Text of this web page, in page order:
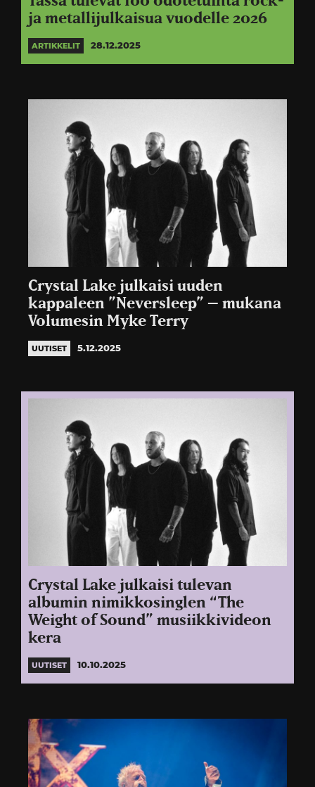
ja metallijulkaisua vuodelle 2026
ARTIKKELIT 28.12.2025
Crystal Lake julkaisi uuden
kappaleen ”Neversleep” – mukana
Volumesin Myke Terry
UUTISET 5.12.2025
Crystal Lake julkaisi tulevan
albumin nimikkosinglen “The
Weight of Sound” musiikkivideon
kera
UUTISET 10.10.2025